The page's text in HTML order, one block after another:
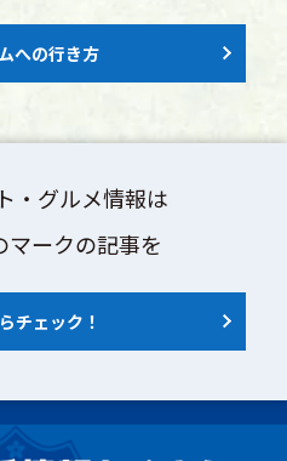
への行き方
・グルメ情報は
マークの記事を
チェック！